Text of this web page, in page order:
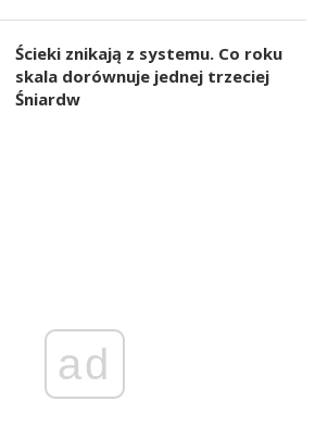
Ścieki znikają z systemu. Co roku
skala dorównuje jednej trzeciej
Śniardw
ad